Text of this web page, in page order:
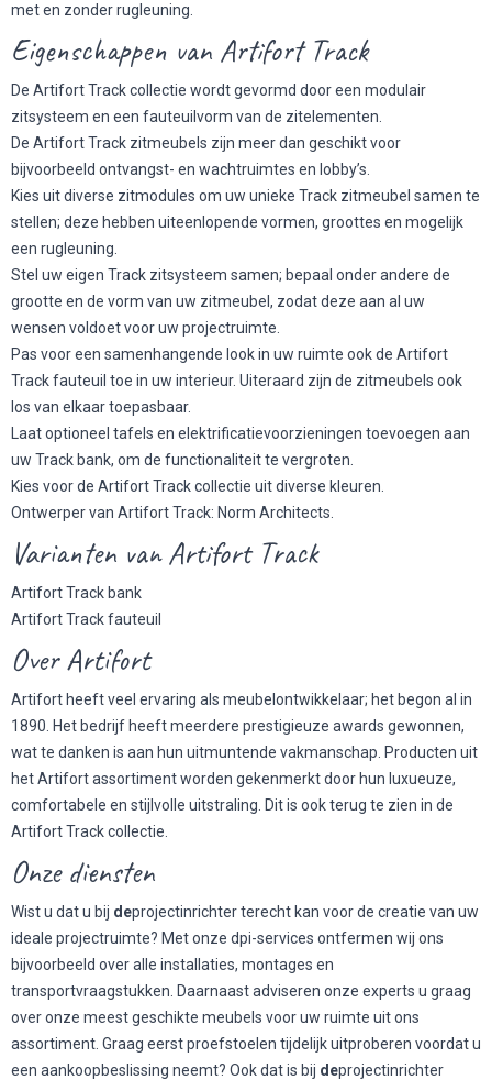
met en zonder rugleuning.
Eigenschappen van Artifort Track
De Artifort Track collectie wordt gevormd door een modulair
zitsysteem en een fauteuilvorm van de zitelementen.
De Artifort Track zitmeubels zijn meer dan geschikt voor
bijvoorbeeld ontvangst- en wachtruimtes en lobby’s.
Kies uit diverse zitmodules om uw unieke Track zitmeubel samen te
stellen; deze hebben uiteenlopende vormen, groottes en mogelijk
een rugleuning.
Stel uw eigen Track zitsysteem samen; bepaal onder andere de
grootte en de vorm van uw zitmeubel, zodat deze aan al uw
wensen voldoet voor uw projectruimte.
Pas voor een samenhangende look in uw ruimte ook de Artifort
Track fauteuil toe in uw interieur. Uiteraard zijn de zitmeubels ook
los van elkaar toepasbaar.
Laat optioneel tafels en elektrificatievoorzieningen toevoegen aan
uw Track bank, om de functionaliteit te vergroten.
Kies voor de Artifort Track collectie uit diverse kleuren.
Ontwerper van Artifort Track: Norm Architects.
Varianten van Artifort Track
Artifort Track bank
Artifort Track fauteuil
Over Artifort
Artifort heeft veel ervaring als meubelontwikkelaar; het begon al in
1890. Het bedrijf heeft meerdere prestigieuze awards gewonnen,
wat te danken is aan hun uitmuntende vakmanschap. Producten uit
het Artifort assortiment worden gekenmerkt door hun luxueuze,
comfortabele en stijlvolle uitstraling. Dit is ook terug te zien in de
Artifort Track collectie.
Onze diensten
Wist u dat u bij deprojectinrichter terecht kan voor de creatie van uw
ideale projectruimte? Met onze dpi-services ontfermen wij ons
bijvoorbeeld over alle installaties, montages en
transportvraagstukken. Daarnaast adviseren onze experts u graag
over onze meest geschikte meubels voor uw ruimte uit ons
assortiment. Graag eerst proefstoelen tijdelijk uitproberen voordat u
een aankoopbeslissing neemt? Ook dat is bij deprojectinrichter